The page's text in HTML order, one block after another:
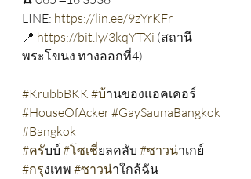
LINE: https://lin.ee/9zYrKFr
📍 https://bit.ly/3kqYTXi (สถานี
พระโขนง ทางออกที่4)
#KrubbBKK #บ้านของแอคเคอร์
#HouseOfAcker#GaySaunaBangkok
#Bangkok
#ครับบ์ #โซเชี่ยลคลับ #ซาวน่าเกย์
#กรุงเทพ #ซาวน่าใกล้ฉัน